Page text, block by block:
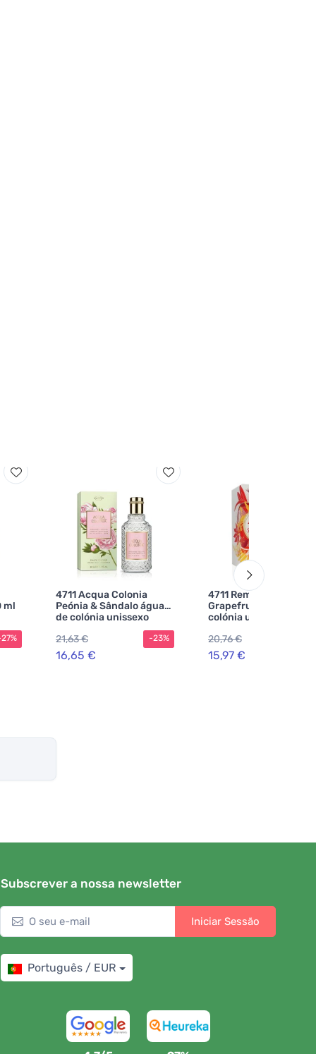
ml
4711 Acqua Colonia
Peónia & Sândalo água
de colónia unissexo
21,63 €
16,65 €
-23%
4711 Remix Cologne
Grapefruit água de
colónia unissexo
20,76 €
15,97 €
Subscrever a nossa newsletter
Iniciar Sessão
Português / EUR